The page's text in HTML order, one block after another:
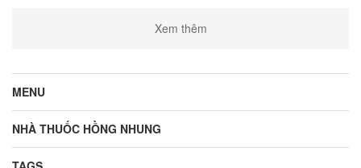
Xem thêm
MENU
NHÀ THUỐC HỒNG NHUNG